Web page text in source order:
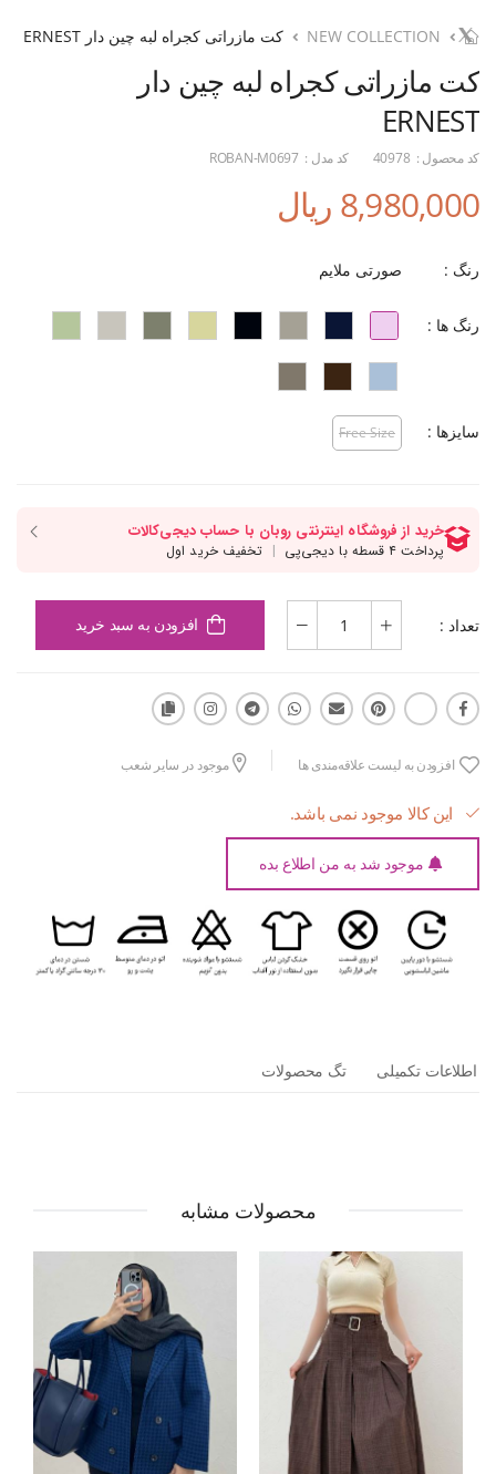
NEW COLLECTION کت مازراتی کجراه لبه چین دار ERNEST
کت مازراتی کجراه لبه چین دار
ERNEST
کد محصول : 40978 کد مدل : ROBAN-M0697
8,980,000 ریال
رنگ : صورتی ملایم
رنگ ها :
سایزها : Free Size
تعداد : افزودن به سبد خرید
افزودن به لیست علاقه‌مندی ها موجود در سایر شعب
این کالا موجود نمی باشد.
موجود شد به من اطلاع بده
اطلاعات تکمیلی تگ محصولات
محصولات مشابه